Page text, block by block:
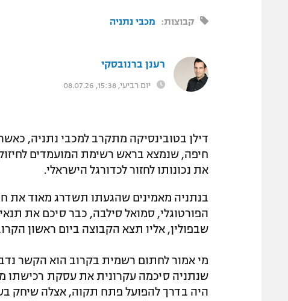
קבוצות: מכבי נתניה
רענן ברנובסקי
יום רביעי, 15:38, 08.07.26
דילן בטובינסיקה מתקרב למכבי נתניה,
חיפה, שנמצא בראש רשימת המועמדים
את נכונותו לחזור לכדורגל הישראלי.
בנתניה מאמינים שהגעתו תשדרג מאוד את
הפורטוגלי, סמואל סילבה, כבר סיכם את
שבפולין, אליו תצא הקבוצה ביום ראשון
מי אמור לחתום רשמית בקרוב הוא הקשר
היה בדרך להפועל פתח תקוה, אצלה שיחק